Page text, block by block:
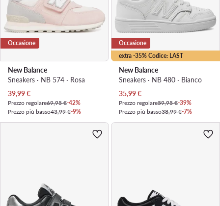
Occasione
New Balance
Sneakers · NB 574 · Rosa
Prezzo attuale
39,99€
Prezzo regolare69,95 €-42%
Prezzo più basso43,99 €-9%
extra -35% Codice: LAST
Occasione
New Balance
Sneakers · NB 480 · Bianco
Prezzo attuale
35,99€
Prezzo regolare59,95 €-39%
Prezzo più basso38,99 €-7%